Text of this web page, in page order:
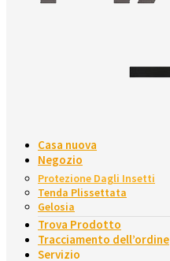
Casa nuova
Negozio
Protezione Dagli Insetti
Tenda Plissettata
Gelosia
Trova Prodotto
Tracciamento dell’ordine
Servizio